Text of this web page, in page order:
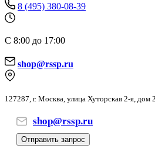
8 (495) 380-08-39
С 8:00 до 17:00
shop@rssp.ru
127287, г. Москва, улица Хуторская 2-я,
shop@rssp.ru
Отправить запрос